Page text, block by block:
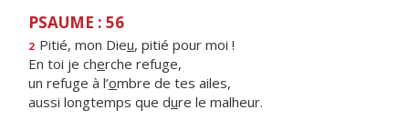
PSAUME : 56
2 Pitié, mon Dieu, pitié pour moi !
En toi je cherche refuge,
un refuge à l’ombre de tes ailes,
aussi longtemps que dure le malheur.